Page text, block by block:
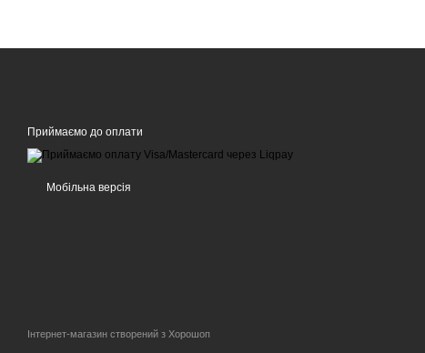
Приймаємо до оплати
Мобільна версія
Інтернет-магазин створений з Хорошоп